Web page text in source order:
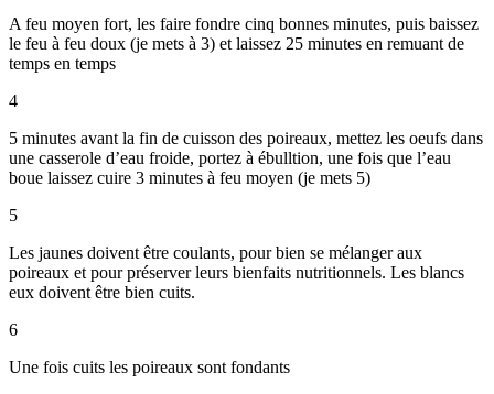
A feu moyen fort, les faire fondre cinq bonnes minutes, puis baissez
le feu à feu doux (je mets à 3) et laissez 25 minutes en remuant de
temps en temps
4
5 minutes avant la fin de cuisson des poireaux, mettez les oeufs dans
une casserole d’eau froide, portez à ébulltion, une fois que l’eau
boue laissez cuire 3 minutes à feu moyen (je mets 5)
5
Les jaunes doivent être coulants, pour bien se mélanger aux
poireaux et pour préserver leurs bienfaits nutritionnels. Les blancs
eux doivent être bien cuits.
6
Une fois cuits les poireaux sont fondants